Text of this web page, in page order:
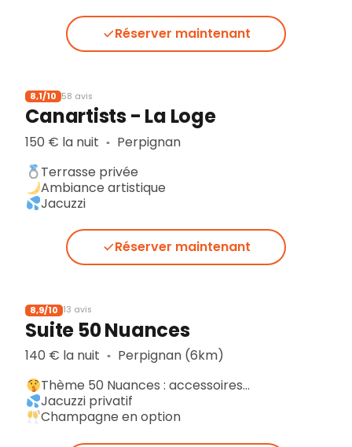
Réserver maintenant
8,1/10 58 avis
Canartists - La Loge
150 € la nuit ▪︎ Perpignan
Terrasse privée
Ambiance artistique
Jacuzzi
Réserver maintenant
8,9/10 13 avis
Suite 50 Nuances
140 € la nuit ▪︎ Perpignan (6km)
Thème 50 Nuances : accessoires…
Jacuzzi privatif
Champagne en option